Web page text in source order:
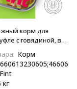
корм для
с говядиной, в
Корм
Fint
кг